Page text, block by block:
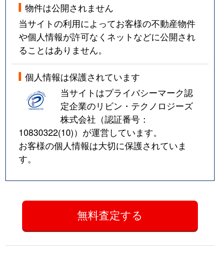
物件は公開されません
当サイトの利用によってお客様の不動産物件
や個人情報が許可なくネットなどに公開され
ることはありません。
個人情報は保護されています
当サイトはプライバシーマーク認
定企業のリビン・テクノロジーズ
株式会社（認証番号：
10830322(10)）が運営しています。
お客様の個人情報は大切に保護されていま
す。